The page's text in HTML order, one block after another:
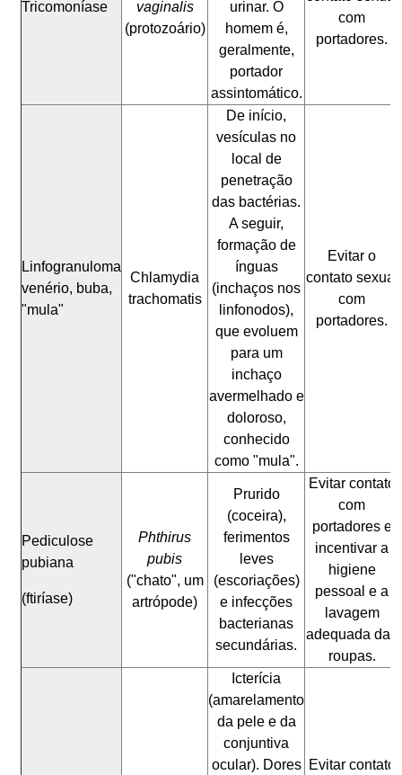
Tricomoníase
vaginalis
(protozoário)
urinar. O
homem é,
geralmente,
portador
assintomático.
com
portadores.
Linfogranuloma
venério, buba,
"mula"
Chlamydia
trachomatis
De início,
vesículas no
local de
penetração
das bactérias.
A seguir,
formação de
ínguas
(inchaços nos
linfonodos),
que evoluem
para um
inchaço
avermelhado e
doloroso,
conhecido
como "mula".
Evitar o
contato sexual
com
portadores.
Pediculose
pubiana
(ftiríase)
Phthirus
pubis
("chato", um
artrópode)
Prurido
(coceira),
ferimentos
leves
(escoriações)
e infecções
bacterianas
secundárias.
Evitar contato
com
portadores e
incentivar a
higiene
pessoal e a
lavagem
adequada das
roupas.
Icterícia
(amarelamento
da pele e da
conjuntiva
ocular). Dores Evitar contato